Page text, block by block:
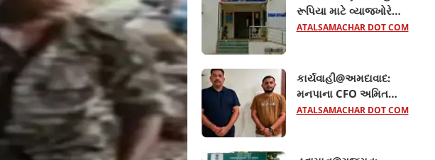
રૂપિયા માટે વ્યાજખોરે
મહિલાને જીવતી સળગાવી,
ATALSAMACHAR DOT COM
કાર્યવાહી@અમદાવાદ:
મનપાના CFO અમિત
ડોંગરે રૂ.36 હજારની લાંચ
ATALSAMACHAR DOT COM